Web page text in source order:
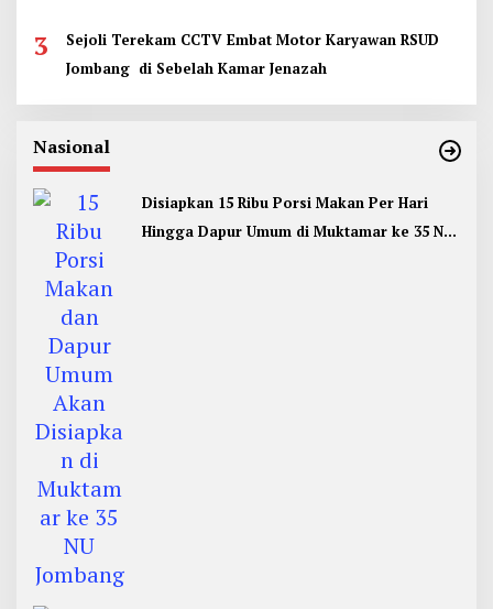
3
Sejoli Terekam CCTV Embat Motor Karyawan RSUD
Jombang di Sebelah Kamar Jenazah
Nasional
Disiapkan 15 Ribu Porsi Makan Per Hari
Hingga Dapur Umum di Muktamar ke 35 NU